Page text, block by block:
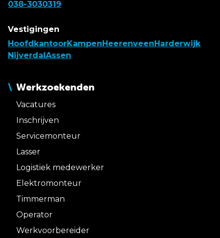
038-3030319
Vestigingen
HoofdkantoorKampen Heerenveen Harderwijk
Nijverdal Assen
Werkzoekenden
Vacatures
Inschrijven
Servicemonteur
Lasser
Logistiek medewerker
Elektromonteur
Timmerman
Operator
Werkvoorbereider